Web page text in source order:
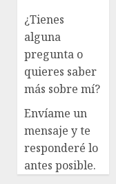
¿Tienes
alguna
pregunta o
quieres saber
más sobre mí?
Envíame un
mensaje y te
responderé lo
antes posible.